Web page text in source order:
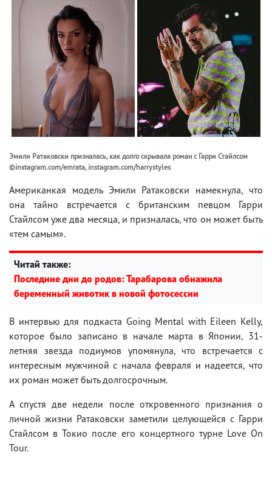
Эмили Ратаковски призналась, как долго скрывала роман с Гарри Стайлсом
©instagram.com/emrata, instagram.com/harrystyles
Американкая модель Эмили Ратаковски намекнула, что
она тайно встречается с британским певцом Гарри
Стайлсом уже два месяца, и призналась, что он может быть
«тем самым».
Читай также:
Последние дни до родов: Тарабарова обнажила
беременный животик в новой фотосессии
В интервью для подкаста Going Mental with Eileen Kelly,
которое было записано в начале марта в Японии, 31-
летняя звезда подиумов упомянула, что встречается с
интересным мужчиной с начала февраля и надеется, что
их роман может быть долгосрочным.
А спустя две недели после откровенного признания о
личной жизни Ратаковски заметили целующейся с Гарри
Стайлсом в Токио после его концертного турне Love On
Tour.